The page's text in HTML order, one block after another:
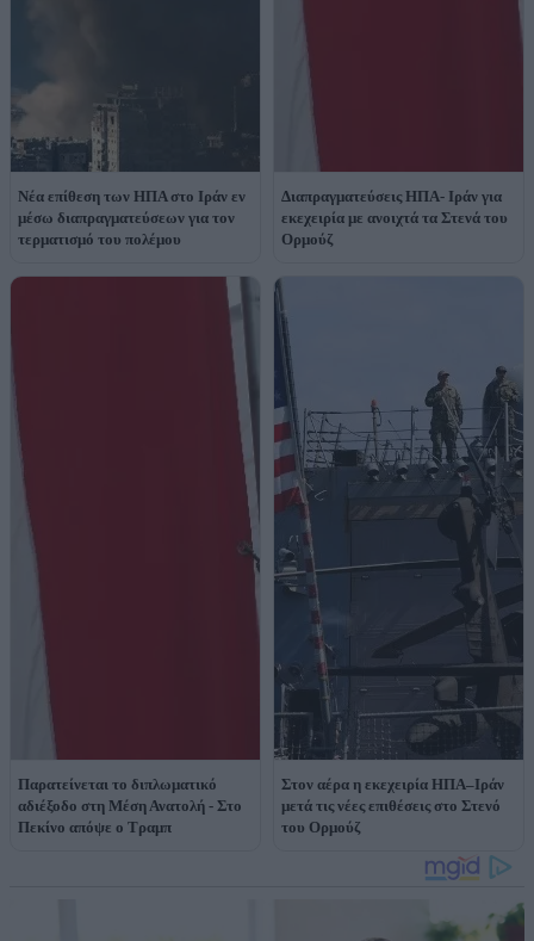
Νέα επίθεση των ΗΠΑ στο Ιράν εν
μέσω διαπραγματεύσεων για τον
τερματισμό του πολέμου
Διαπραγματεύσεις ΗΠΑ- Ιράν για
εκεχειρία με ανοιχτά τα Στενά του
Ορμούζ
Παρατείνεται το διπλωματικό
αδιέξοδο στη Μέση Ανατολή - Στο
Πεκίνο απόψε ο Τραμπ
Στον αέρα η εκεχειρία ΗΠΑ–Ιράν
μετά τις νέες επιθέσεις στο Στενό
του Ορμούζ